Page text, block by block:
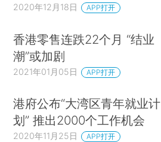
2020年12月18日 APP打开
香港零售连跌22个月 “结业
潮”或加剧
2021年01月05日 APP打开
港府公布“大湾区青年就业计
划” 推出2000个工作机会
2020年11月25日 APP打开